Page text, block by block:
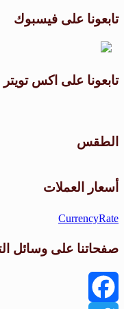
تابعونا على فيسبوك
تابعونا على اكس تويتر
الطقس
أسعار العملات
CurrencyRate
صفحاتنا على وسائل